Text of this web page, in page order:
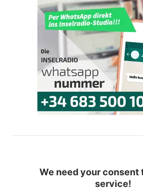
We need your consent
service!